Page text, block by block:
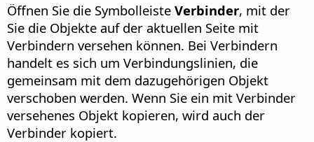
Öffnen Sie die Symbolleiste Verbinder, mit der
Sie die Objekte auf der aktuellen Seite mit
Verbindern versehen können. Bei Verbindern
handelt es sich um Verbindungslinien, die
gemeinsam mit dem dazugehörigen Objekt
verschoben werden. Wenn Sie ein mit Verbinder
versehenes Objekt kopieren, wird auch der
Verbinder kopiert.